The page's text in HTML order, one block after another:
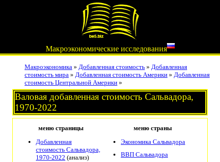
Макроэкономические исследования
Макроэкономика » Добавленная стоимость » Добавленная
стоимость мира » Добавленная стоимость Америки » Добавленная
стоимость Центральной Америки »
Валовая добавленная стоимость Сальвадора,
1970-2022
меню страницы
меню страны
Добавленная
стоимость Сальвадора,
1970-2022 (анализ)
Экономика Сальвадора
ВВП Сальвадора